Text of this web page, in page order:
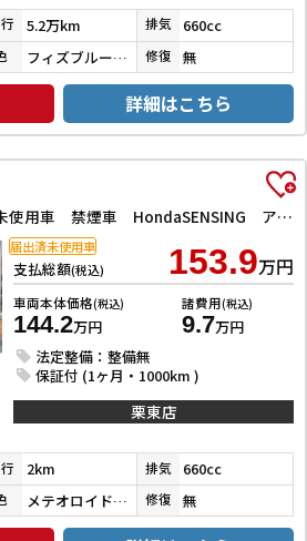
5.2万km 排気 660cc
フィズブルーパールメタリック 修復 無
詳細はこちら
ベースグレード 届出済未使用車 禁煙車 HondaSENSING アダプティブクルーズコントロール 電子パーキング 左パワースライドドア LEDヘッドライト スマートキー プッシュスタート アイドリングストップ
支払総額(税込) 153.9万円
車両本体価格(税込)
144.2万円
諸費用(税込)
9.7万円
法定整備：整備無
保証付 (1ヶ月・1000km )
届出済未使用車
栗東店
2km 排気 660cc
メテオロイドグレーメタリック 修復 無